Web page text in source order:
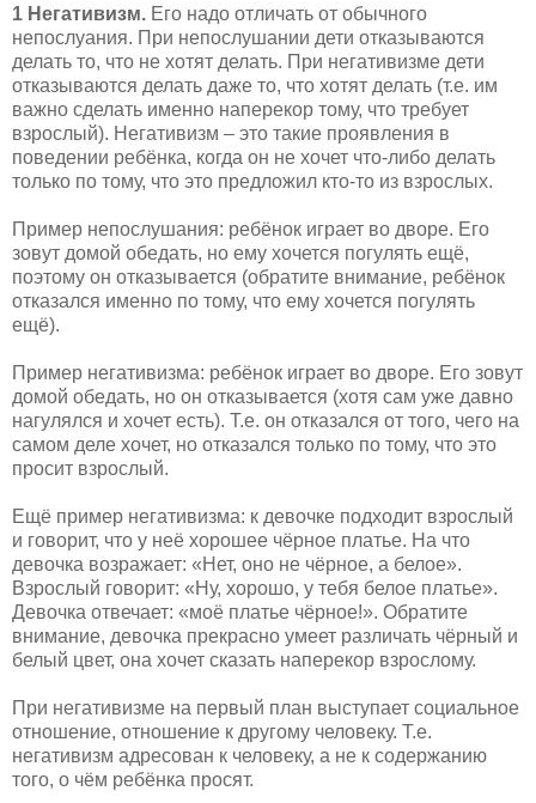
1 Негативизм. Его надо отличать от обычного
непослуания. При непослушании дети отказываются
делать то, что не хотят делать. При негативизме дети
отказываются делать даже то, что хотят делать (т.е. им
важно сделать именно наперекор тому, что требует
взрослый). Негативизм – это такие проявления в
поведении ребёнка, когда он не хочет что-либо делать
только по тому, что это предложил кто-то из взрослых.
Пример непослушания: ребёнок играет во дворе. Его
зовут домой обедать, но ему хочется погулять ещё,
поэтому он отказывается (обратите внимание, ребёнок
отказался именно по тому, что ему хочется погулять
ещё).
Пример негативизма: ребёнок играет во дворе. Его зовут
домой обедать, но он отказывается (хотя сам уже давно
нагулялся и хочет есть). Т.е. он отказался от того, чего на
самом деле хочет, но отказался только по тому, что это
просит взрослый.
Ещё пример негативизма: к девочке подходит взрослый
и говорит, что у неё хорошее чёрное платье. На что
девочка возражает: «Нет, оно не чёрное, а белое».
Взрослый говорит: «Ну, хорошо, у тебя белое платье».
Девочка отвечает: «моё платье чёрное!». Обратите
внимание, девочка прекрасно умеет различать чёрный и
белый цвет, она хочет сказать наперекор взрослому.
При негативизме на первый план выступает социальное
отношение, отношение к другому человеку. Т.е.
негативизм адресован к человеку, а не к содержанию
того, о чём ребёнка просят.